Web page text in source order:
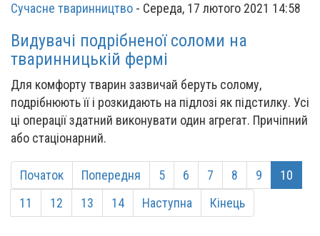
Сучасне тваринництво - Середа, 17 лютого 2021 14:58
Видувачі подрібненої соломи на
тваринницькій фермі
Для комфорту тварин зазвичай беруть солому,
подрібнюють її і розкидають на підлозі як підстилку. Усі
ці операції здатний виконувати один агрегат. Причіпний
або стаціонарний.
Початок Попередня 5 6 7 8 9
10
11
12 13 14 Наступна Кінець